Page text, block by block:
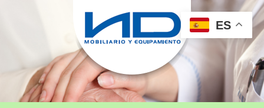
ES